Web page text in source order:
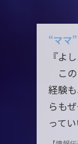
“ママ”
『よ
この
経験
らも
って